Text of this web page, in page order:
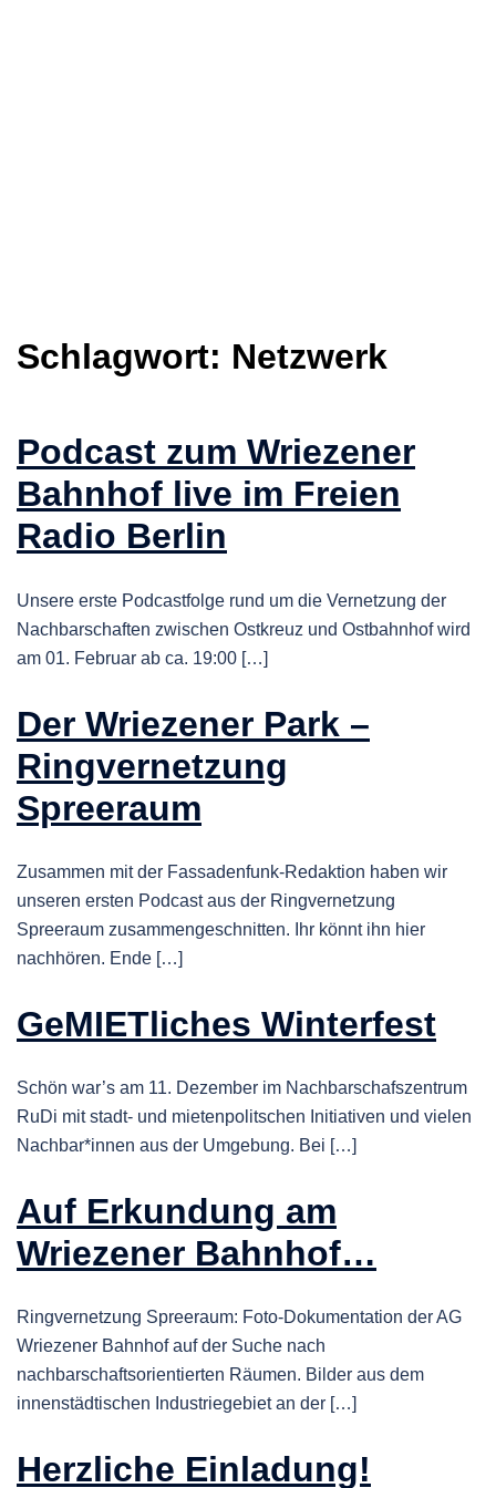
Schlagwort: Netzwerk
Podcast zum Wriezener
Bahnhof live im Freien
Radio Berlin
Unsere erste Podcastfolge rund um die Vernetzung der
Nachbarschaften zwischen Ostkreuz und Ostbahnhof wird
am 01. Februar ab ca. 19:00 […]
Der Wriezener Park –
Ringvernetzung
Spreeraum
Zusammen mit der Fassadenfunk-Redaktion haben wir
unseren ersten Podcast aus der Ringvernetzung
Spreeraum zusammengeschnitten. Ihr könnt ihn hier
nachhören. Ende […]
GeMIETliches Winterfest
Schön war’s am 11. Dezember im Nachbarschafszentrum
RuDi mit stadt- und mietenpolitschen Initiativen und vielen
Nachbar*innen aus der Umgebung. Bei […]
Auf Erkundung am
Wriezener Bahnhof…
Ringvernetzung Spreeraum: Foto-Dokumentation der AG
Wriezener Bahnhof auf der Suche nach
nachbarschaftsorientierten Räumen. Bilder aus dem
innenstädtischen Industriegebiet an der […]
Herzliche Einladung!